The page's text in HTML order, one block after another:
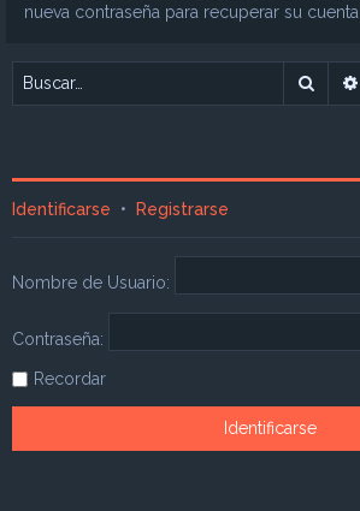
nueva contraseña para recuperar su cuenta.
Buscar
Identificarse • Registrarse
Nombre de Usuario:
Contraseña:
Recordar